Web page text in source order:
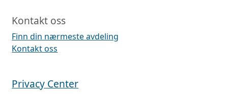
Kontakt oss
Finn din nærmeste avdeling
Kontakt oss
Privacy Center